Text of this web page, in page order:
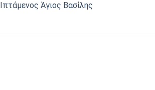
Ιπτάμενος Άγιος Βασίλης